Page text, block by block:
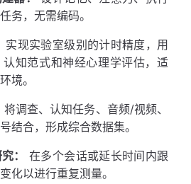
务，无需编码。
实现实验室级别的计时精度，用
知范式和神经心理学评估，适
境。
将调查、认知任务、音频/视频、
结合，形成综合数据集。
：
在多个会话或延长时间内跟
化以进行重复测量。